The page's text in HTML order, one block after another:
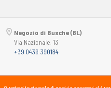
Negozio di Busche (BL)
Via Nazionale, 13
+39 0439 390184